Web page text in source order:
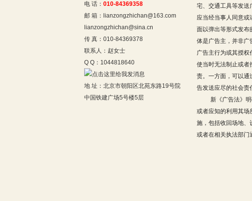
电 话： 010-84369358
邮 箱：lianzongzhichan@163.com
lianzongzhichan@sina.cn
传 真：010-84369378
联系人：赵女士
Q Q：1044818640
地 址：北京市朝阳区北苑东路19号院
中国铁建广场5号楼5层
宅、交通工具等发送
应当经当事人同意或
面以弹出等形式发布
体是广告主，并非广
广告主行为或其授权
使当时无法制止或者
责。一方面，可以通
告发送应尽的社会责
新《广告法》
或者应知的利用其场
施，包括收回场地、
或者在相关执法部门
（本文